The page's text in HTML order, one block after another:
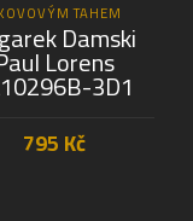
TAHEM
Damski
Lorens
3D1
795 Kč